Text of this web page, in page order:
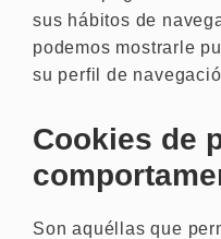
sus hábitos de
podemos mostrarle
su perfil de
Cookies de
Son aquéllas que